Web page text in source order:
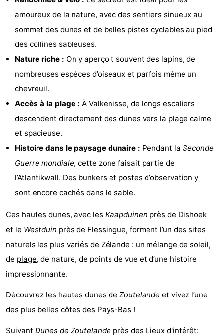
Valkenisse
Zee,
Bos
en
Duin
Hôtels
Last
minutes
Plages
Voir
et
faire
Lieux
d'intérêt
Musées
-
Galeries
Monuments
Églises
-
Phares
Points
vue
Attractions
Terrains
de
-
Aires
-
amoureux de la nature, avec des sentiers sinueux au
sommet des dunes et de belles pistes cyclables au pied
des collines sableuses.
Nature riche : On y aperçoit souvent des lapins, de
nombreuses espèces d’oiseaux et parfois même un
chevreuil.
Accès à la plage : À Valkenisse, de longs escaliers
descendent directement des dunes vers la plage calme
et spacieuse.
Histoire dans le paysage dunaire : Pendant la Seconde
Guerre mondiale, cette zone faisait partie de
l’Atlantikwall. Des bunkers et postes d’observation y
sont encore cachés dans le sable.
Ces hautes dunes, avec les Kaapduinen près de Dishoek
et le Westduin près de Flessingue, forment l’un des sites
naturels les plus variés de Zélande : un mélange de soleil,
de plage, de nature, de points de vue et d’une histoire
impressionnante.
Découvrez les hautes dunes de Zoutelande et vivez l’une
des plus belles côtes des Pays-Bas !
Suivant Dunes de Zoutelande près des Lieux d'intérêt: